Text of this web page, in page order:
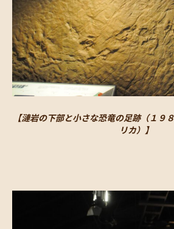
【漣岩の下部と小さな恐竜の足跡（１９
リカ）】